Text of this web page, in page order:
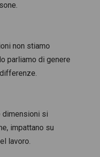
non stiamo
parliamo di genere
dimensioni si
impattano su
lavoro.